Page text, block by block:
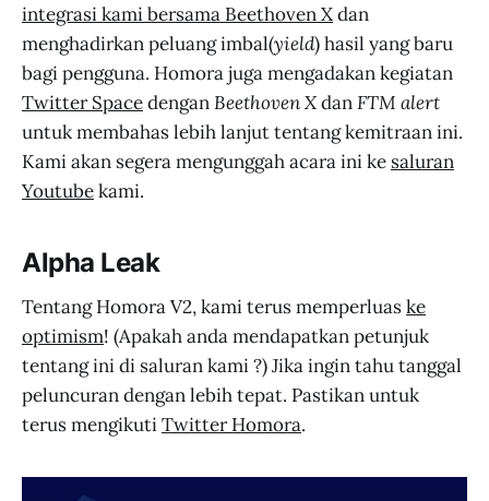
integrasi kami bersama Beethoven Xdan
menghadirkan peluang imbal(yield) hasil yang baru
bagi pengguna. Homora juga mengadakan kegiatan
Twitter SpacedenganBeethoven XdanFTM alert
untuk membahas lebih lanjut tentang kemitraan ini.
Kami akan segera mengunggah acara ini ke saluran
Youtubekami.
Alpha Leak
Tentang Homora V2, kami terus memperluaske
optimism! (Apakah anda mendapatkan petunjuk
tentang ini di saluran kami ?) Jika ingin tahu tanggal
peluncuran dengan lebih tepat. Pastikan untuk
terus mengikutiTwitter Homora.